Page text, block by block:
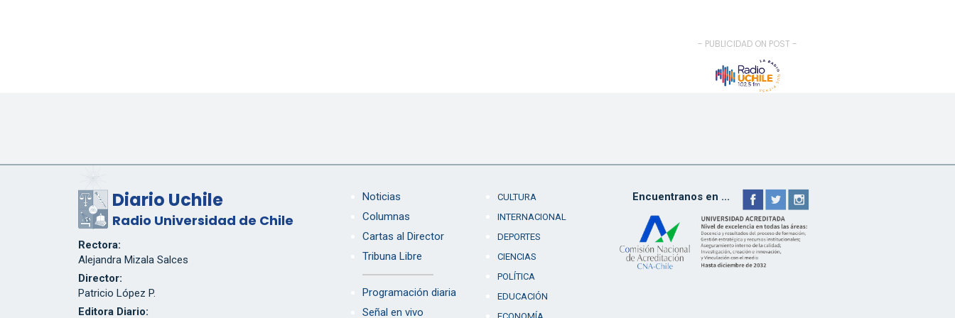
- PUBLICIDAD ON POST -
Diario Uchile
Radio Universidad de Chile
Rectora:
Alejandra Mizala Salces
Director:
Patricio López P.
Editora Diario:
Noticias
Columnas
Cartas al Director
Tribuna Libre
Programación diaria
Señal en vivo
CULTURA
INTERNACIONAL
DEPORTES
CIENCIAS
POLÍTICA
EDUCACIÓN
Encuentranos en ...